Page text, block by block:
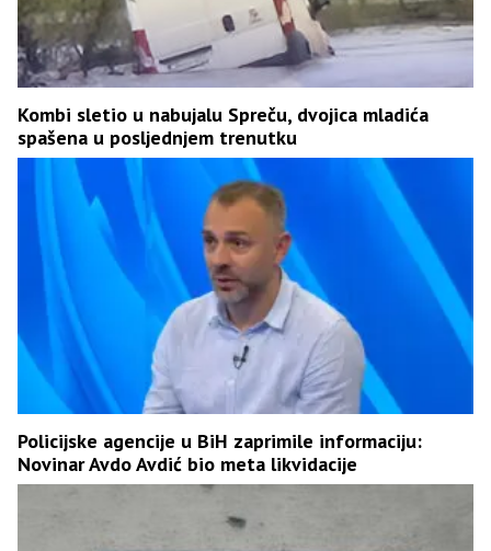
Kombi sletio u nabujalu Spreču, dvojica mladića
spašena u posljednjem trenutku
Policijske agencije u BiH zaprimile informaciju:
Novinar Avdo Avdić bio meta likvidacije